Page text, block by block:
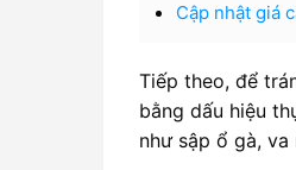
Cập nhật giá
Tiếp theo, để
bằng dấu hiệu
như sập ổ gà,